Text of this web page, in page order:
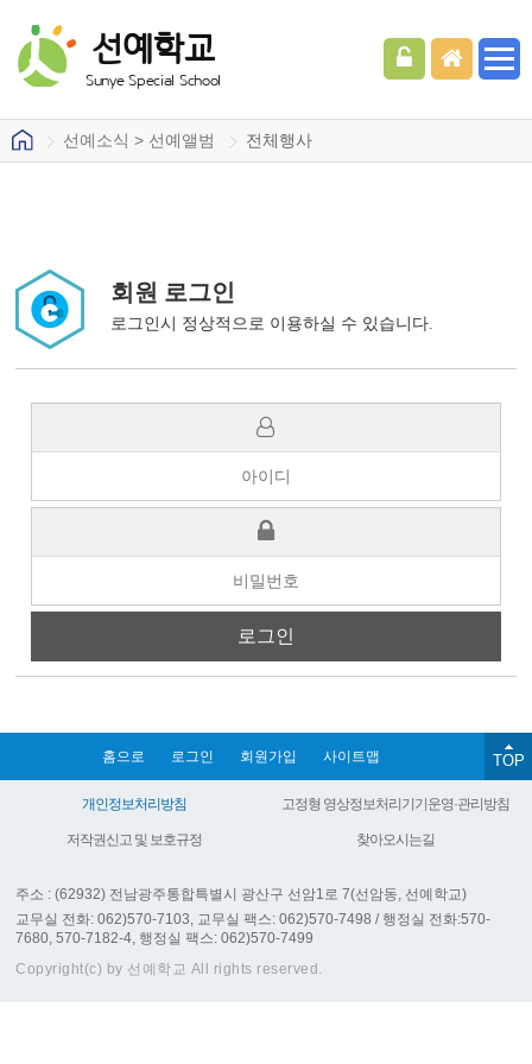
선예학교
Sunye Special School
선예소식 > 선예앨범 전체행사
회원 로그인
로그인시 정상적으로 이용하실 수 있습니다.
홈으로 로그인 회원가입 사이트맵 TOP
개인정보처리방침 고정형 영상정보처리기기운영·관리방침
저작권신고 및 보호규정 찾아오시는길
주소 : (62932) 전남광주통합특별시 광산구 선암1로 7(선암동, 선예학교)
교무실 전화: 062)570-7103, 교무실 팩스: 062)570-7498 / 행정실 전화:570-
7680, 570-7182-4, 행정실 팩스: 062)570-7499
Copyright(c) by 선예학교 All rights reserved.